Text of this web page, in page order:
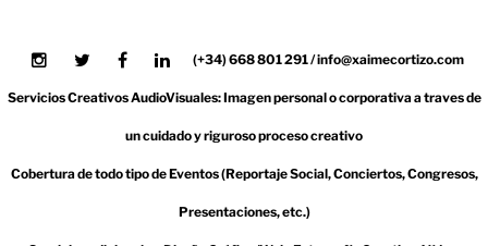
(+34) 668 801 291 / info@xaimecortizo.com
Servicios Creativos AudioVisuales: Imagen personal o corporativa a traves de
un cuidado y riguroso proceso creativo
Cobertura de todo tipo de Eventos (Reportaje Social, Conciertos, Congresos,
Presentaciones, etc.)